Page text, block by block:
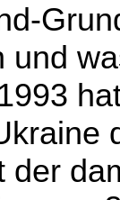
und
der